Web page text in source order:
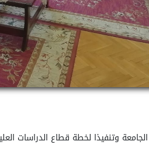
وتنفيذا لخطة قطاع الدراسات